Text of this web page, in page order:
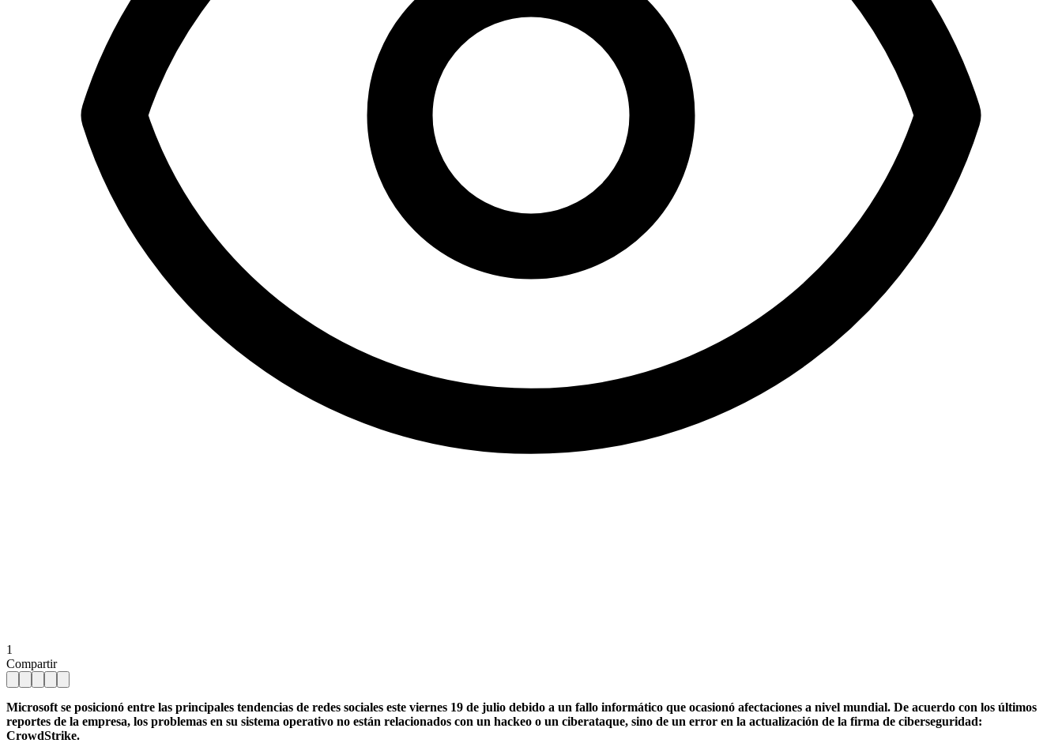
1
Compartir
Microsoft se posicionó entre las principales tendencias de redes sociales este viernes 19 de julio debido a un fallo informático que ocasionó afectaciones a nivel mundial. De acuerdo con los últimos
reportes de la empresa, los problemas en su sistema operativo no están relacionados con un hackeo o un ciberataque, sino de un error en la actualización de la firma de ciberseguridad:
CrowdStrike.